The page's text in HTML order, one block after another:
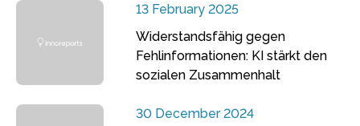
13 February 2025
Widerstandsfähig gegen
Fehlinformationen: KI stärkt den
sozialen Zusammenhalt
30 December 2024